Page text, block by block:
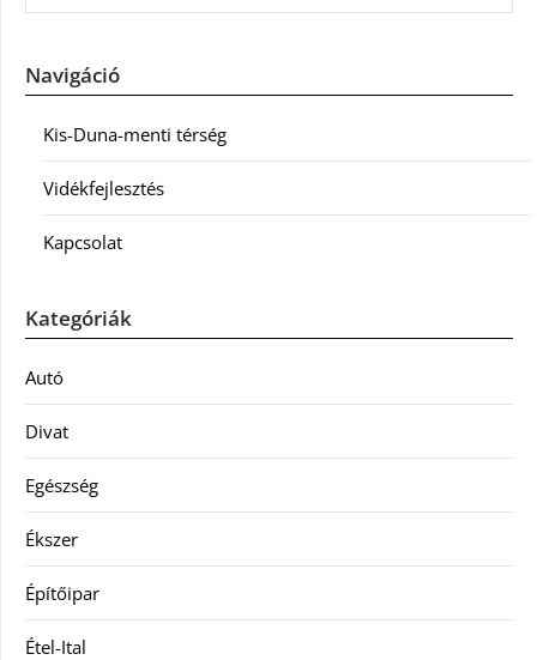
Navigáció
Kis-Duna-menti térség
Vidékfejlesztés
Kapcsolat
Kategóriák
Autó
Divat
Egészség
Ékszer
Építőipar
Étel-Ital